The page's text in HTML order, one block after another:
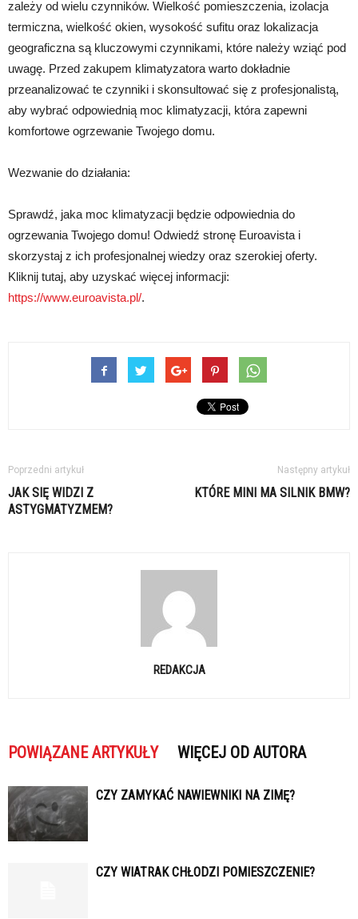
zależy od wielu czynników. Wielkość pomieszczenia, izolacja
termiczna, wielkość okien, wysokość sufitu oraz lokalizacja
geograficzna są kluczowymi czynnikami, które należy wziąć pod
uwagę. Przed zakupem klimatyzatora warto dokładnie
przeanalizować te czynniki i skonsultować się z profesjonalistą,
aby wybrać odpowiednią moc klimatyzacji, która zapewni
komfortowe ogrzewanie Twojego domu.
Wezwanie do działania:
Sprawdź, jaka moc klimatyzacji będzie odpowiednia do
ogrzewania Twojego domu! Odwiedź stronę Euroavista i
skorzystaj z ich profesjonalnej wiedzy oraz szerokiej oferty.
Kliknij tutaj, aby uzyskać więcej informacji:
https://www.euroavista.pl/.
Poprzedni artykuł
JAK SIĘ WIDZI Z
ASTYGMATYZMEM?
Następny artykuł
KTÓRE MINI MA SILNIK BMW?
REDAKCJA
POWIĄZANE ARTYKUŁY WIĘCEJ OD AUTORA
CZY ZAMYKAĆ NAWIEWNIKI NA ZIMĘ?
CZY WIATRAK CHŁODZI POMIESZCZENIE?